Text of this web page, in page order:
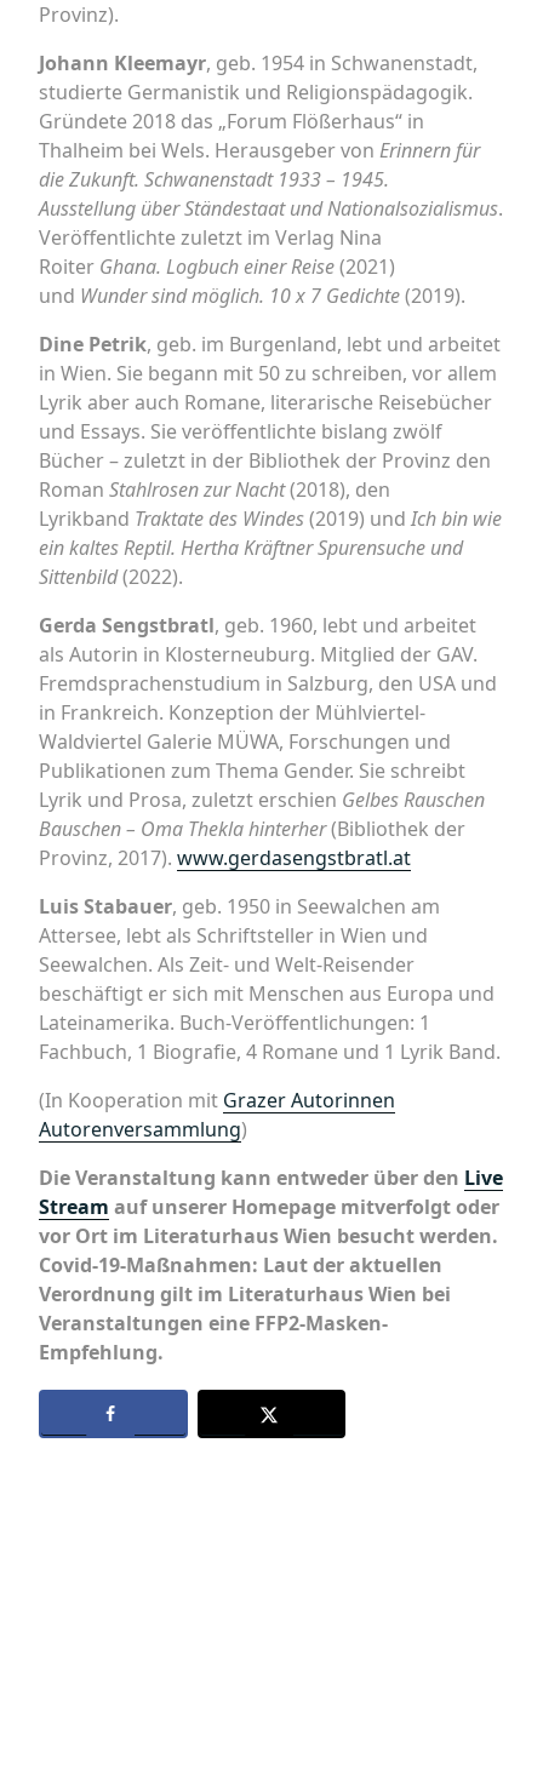
Provinz).
Johann Kleemayr, geb. 1954 in Schwanenstadt,
studierte Germanistik und Religionspädagogik.
Gründete 2018 das „Forum Flößerhaus“ in
Thalheim bei Wels. Herausgeber von Erinnern für
die Zukunft. Schwanenstadt 1933 – 1945.
Ausstellung über Ständestaat und Nationalsozialismus.
Veröffentlichte zuletzt im Verlag Nina
Roiter Ghana. Logbuch einer Reise(2021)
und Wunder sind möglich. 10 x 7 Gedichte(2019).
Dine Petrik, geb. im Burgenland, lebt und arbeitet
in Wien. Sie begann mit 50 zu schreiben, vor allem
Lyrik aber auch Romane, literarische Reisebücher
und Essays. Sie veröffentlichte bislang zwölf
Bücher – zuletzt in der Bibliothek der Provinz den
Roman Stahlrosen zur Nacht(2018), den
Lyrikband Traktate des Windes(2019) und Ich bin wie
ein kaltes Reptil. Hertha Kräftner Spurensuche und
Sittenbild(2022).
Gerda Sengstbratl, geb. 1960, lebt und arbeitet
als Autorin in Klosterneuburg. Mitglied der GAV.
Fremdsprachenstudium in Salzburg, den USA und
in Frankreich. Konzeption der Mühlviertel-
Waldviertel Galerie MÜWA, Forschungen und
Publikationen zum Thema Gender. Sie schreibt
Lyrik und Prosa, zuletzt erschien Gelbes Rauschen
Bauschen – Oma Thekla hinterher(Bibliothek der
Provinz, 2017). www.gerdasengstbratl.at
Luis Stabauer, geb. 1950 in Seewalchen am
Attersee, lebt als Schriftsteller in Wien und
Seewalchen. Als Zeit- und Welt-Reisender
beschäftigt er sich mit Menschen aus Europa und
Lateinamerika. Buch-Veröffentlichungen: 1
Fachbuch, 1 Biografie, 4 Romane und 1 Lyrik Band.
(In Kooperation mit Grazer Autorinnen
Autorenversammlung)
Die Veranstaltung kann entweder über den Live
Stream auf unserer Homepage mitverfolgt oder
vor Ort im Literaturhaus Wien besucht werden.
Covid-19-Maßnahmen: Laut der aktuellen
Verordnung gilt im Literaturhaus Wien bei
Veranstaltungen eine FFP2-Masken-
Empfehlung.